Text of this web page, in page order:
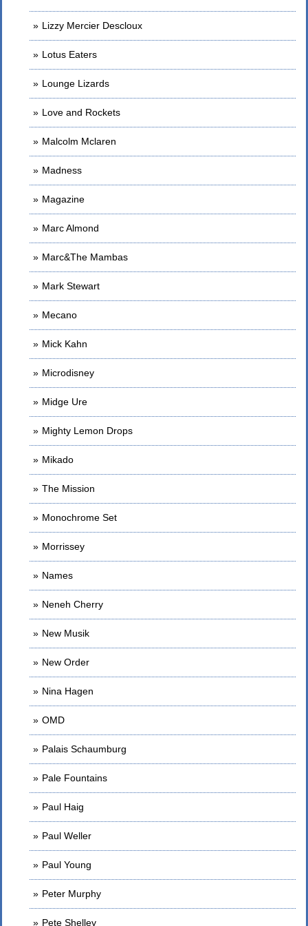
Lizzy Mercier Descloux
Lotus Eaters
Lounge Lizards
Love and Rockets
Malcolm Mclaren
Madness
Magazine
Marc Almond
Marc&The Mambas
Mark Stewart
Mecano
Mick Kahn
Microdisney
Midge Ure
Mighty Lemon Drops
Mikado
The Mission
Monochrome Set
Morrissey
Names
Neneh Cherry
New Musik
New Order
Nina Hagen
OMD
Palais Schaumburg
Pale Fountains
Paul Haig
Paul Weller
Paul Young
Peter Murphy
Pete Shelley